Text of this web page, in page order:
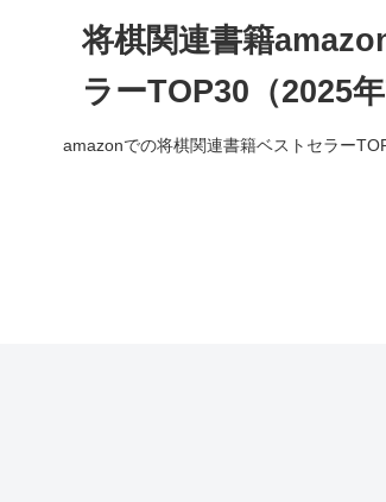
将棋関連書籍
ラーTOP30（2025年
amazonでの将棋関連書籍ベストセラー